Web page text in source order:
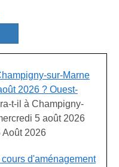
sur-Marne
2026 ? Ouest-
t-il à Champigny-
5 août 2026
Août 2026
d'aménagement